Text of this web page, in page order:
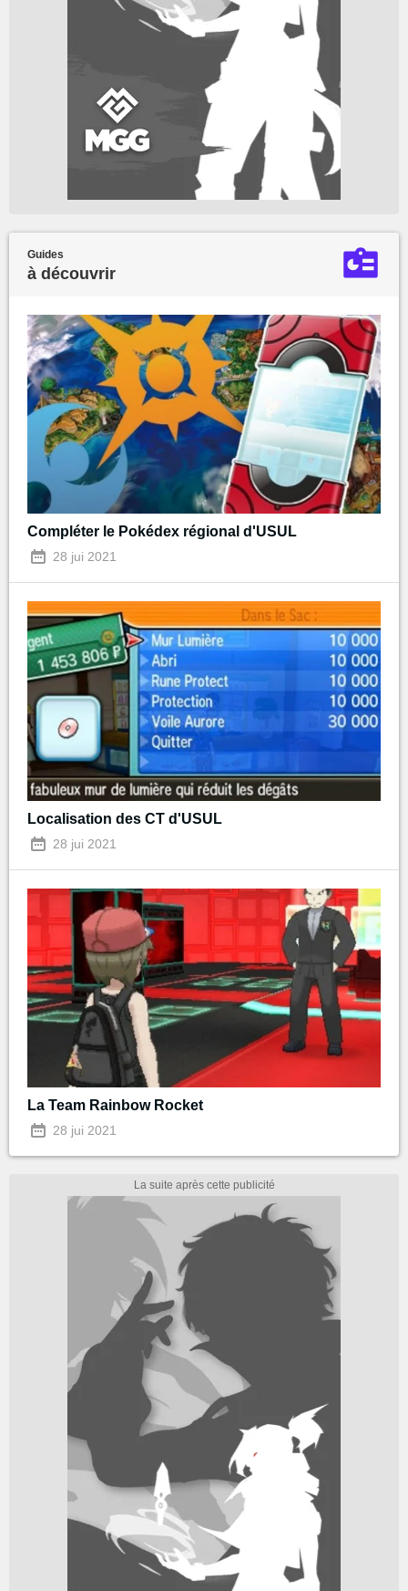
Guides
à découvrir
Compléter le Pokédex régional d'USUL
28 jui 2021
Localisation des CT d'USUL
28 jui 2021
La Team Rainbow Rocket
28 jui 2021